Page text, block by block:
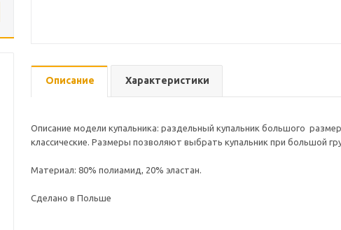
Описание Характеристики
Описание модели купальника: раздельный купальник большого
классические. Размеры позволяют выбрать купальник при большой
Материал: 80% полиамид, 20% эластан.
Сделано в Польше